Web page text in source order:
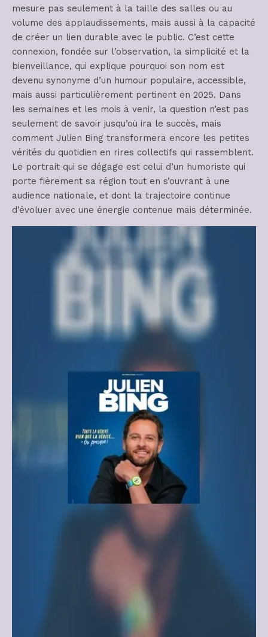
mesure pas seulement à la taille des salles ou au
volume des applaudissements, mais aussi à la capacité
de créer un lien durable avec le public. C’est cette
connexion, fondée sur l’observation, la simplicité et la
bienveillance, qui explique pourquoi son nom est
devenu synonyme d’un humour populaire, accessible,
mais aussi particulièrement pertinent en 2025. Dans
les semaines et les mois à venir, la question n’est pas
seulement de savoir jusqu’où ira le succès, mais
comment Julien Bing transformera encore les petites
vérités du quotidien en rires collectifs qui rassemblent.
Le portrait qui se dégage est celui d’un humoriste qui
porte fièrement sa région tout en s’ouvrant à une
audience nationale, et dont la trajectoire continue
d’évoluer avec une énergie contenue mais déterminée.